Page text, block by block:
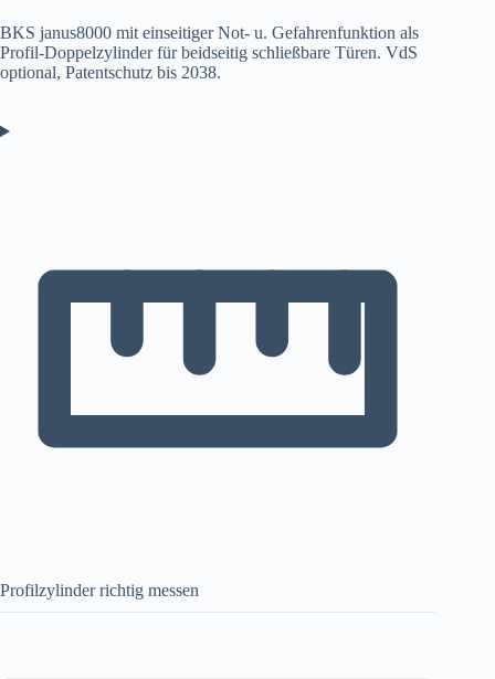
BKS janus8000 mit einseitiger Not- u. Gefahrenfunktion als
Profil-Doppelzylinder für beidseitig schließbare Türen. VdS
optional, Patentschutz bis 2038.
Profilzylinder richtig messen